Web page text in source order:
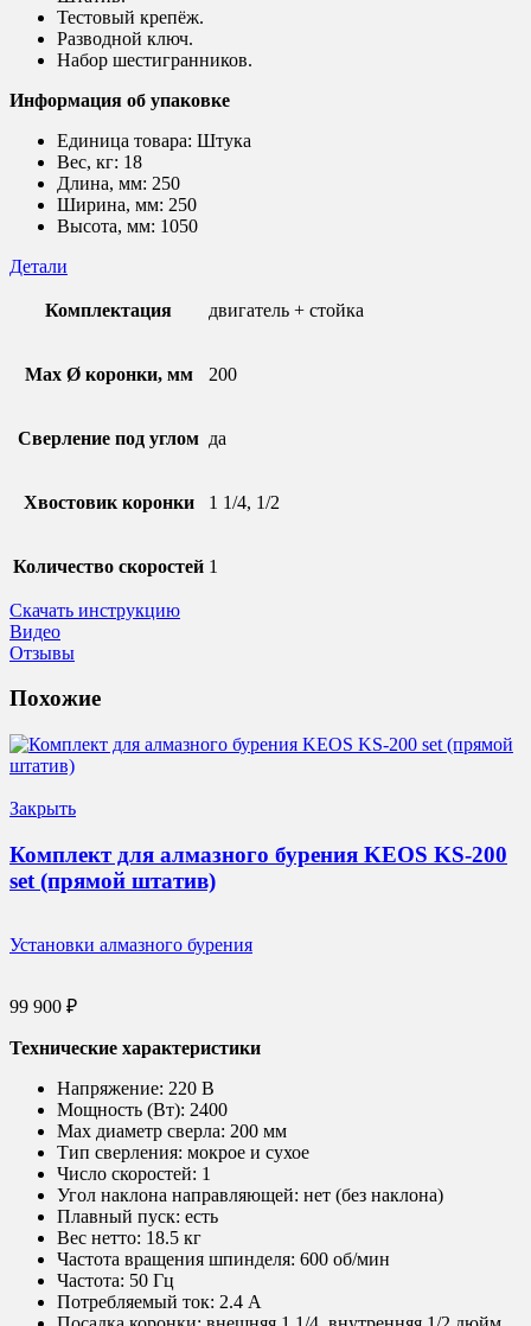
Тестовый крепёж.
Разводной ключ.
Набор шестигранников.
Информация об упаковке
Единица товара: Штука
Вес, кг: 18
Длина, мм: 250
Ширина, мм: 250
Высота, мм: 1050
Детали
Комплектация двигатель + стойка
Max Ø коронки, мм 200
Сверление под углом да
Хвостовик коронки 1 1/4, 1/2
Количество скоростей 1
Скачать инструкцию
Видео
Отзывы
Похожие
Закрыть
Комплект для алмазного бурения KEOS KS-200
set (прямой штатив)
Установки алмазного бурения
99 900 ₽
Технические характеристики
Напряжение: 220 В
Мощность (Вт): 2400
Max диаметр сверла: 200 мм
Тип сверления: мокрое и сухое
Число скоростей: 1
Угол наклона направляющей: нет (без наклона)
Плавный пуск: есть
Вес нетто: 18.5 кг
Частота вращения шпинделя: 600 об/мин
Частота: 50 Гц
Потребляемый ток: 2.4 А